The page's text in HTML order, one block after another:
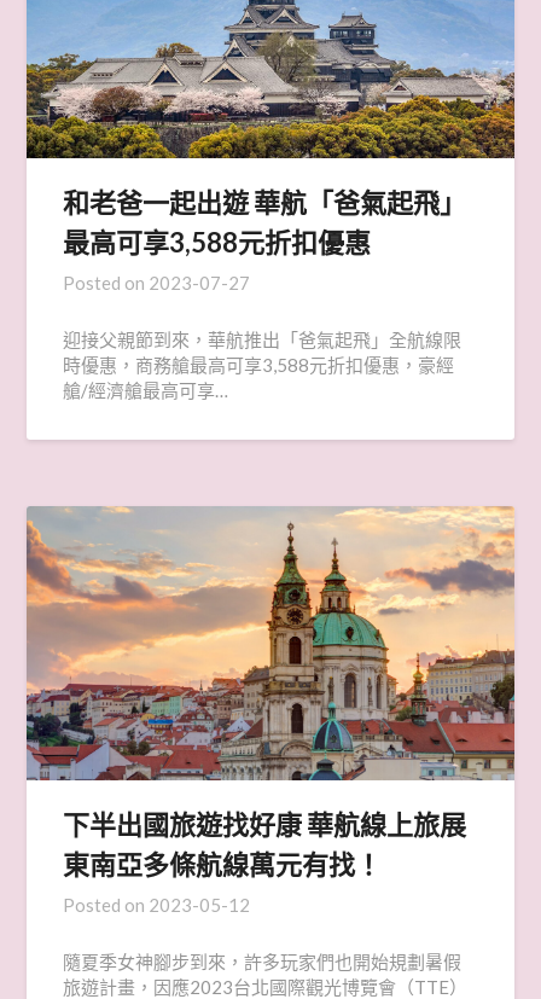
和老爸一起出遊 華航「爸氣起飛」
最高可享3,588元折扣優惠
Posted on 2023-07-27
迎接父親節到來，華航推出「爸氣起飛」全航線限
時優惠，商務艙最高可享3,588元折扣優惠，豪經
艙/經濟艙最高可享…
下半出國旅遊找好康 華航線上旅展
東南亞多條航線萬元有找！
Posted on 2023-05-12
隨夏季女神腳步到來，許多玩家們也開始規劃暑假
旅遊計畫，因應2023台北國際觀光博覽會（TTE）